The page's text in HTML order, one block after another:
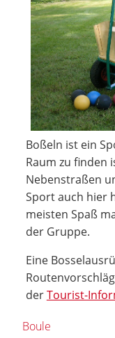
Boßeln ist ein
Raum zu finden
Nebenstraßen
Sport auch hier
meisten Spaß
der Gruppe.
Eine
derTourist-
Boule